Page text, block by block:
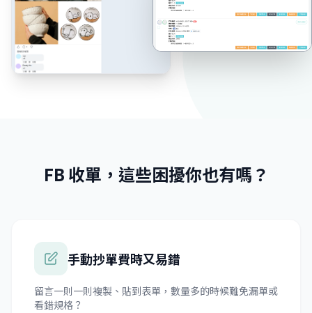
FB 收單，這些困擾你也有嗎？
手動抄單費時又易錯
留言一則一則複製、貼到表單，數量多的時候難免漏單或
看錯規格？